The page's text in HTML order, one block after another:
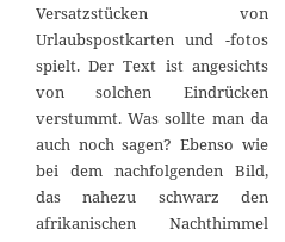
Versatzstücken von
Urlaubspostkarten und -fotos
spielt. Der Text ist angesichts
von solchen Eindrücken
verstummt. Was sollte man da
auch noch sagen? Ebenso wie
bei dem nachfolgenden Bild,
das nahezu schwarz den
afrikanischen Nachthimmel